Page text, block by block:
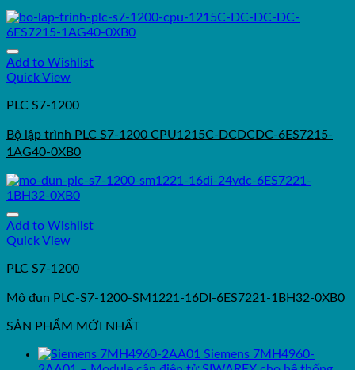
Add to Wishlist
Quick View
PLC S7-1200
Bộ lập trình PLC S7-1200 CPU1215C-DCDCDC-6ES7215-
1AG40-0XB0
Add to Wishlist
Quick View
PLC S7-1200
Mô đun PLC-S7-1200-SM1221-16DI-6ES7221-1BH32-0XB0
SẢN PHẨM MỚI NHẤT
Siemens 7MH4960-